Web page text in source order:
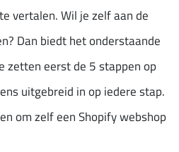
vertalen. Wil je zelf aan de
Dan biedt het onderstaande
zetten eerst de 5 stappen op
uitgebreid in op iedere stap.
om zelf een Shopify webshop